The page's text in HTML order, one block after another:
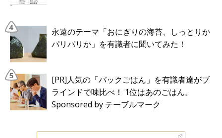
永遠のテーマ「おにぎりの海苔、しっとりか
パリパリか」を有識者に聞いてみた！
[PR]人気の「パックごはん」を有識者達がブ
ラインドで味比べ！ 1位はあのごはん。
Sponsored by テーブルマーク